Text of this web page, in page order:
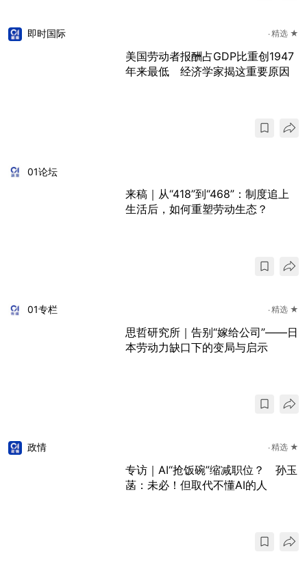
即时国际 精选 ★
美国劳动者报酬占GDP比重创1947
年来最低 经济学家揭这重要原因
01论坛
来稿｜从“418”到“468”：制度追上
生活后，如何重塑劳动生态？
01专栏 精选 ★
思哲研究所｜告别“嫁给公司”——日
本劳动力缺口下的变局与启示
政情 精选 ★
专访｜AI“抢饭碗”缩减职位？ 孙玉
菡：未必！但取代不懂AI的人